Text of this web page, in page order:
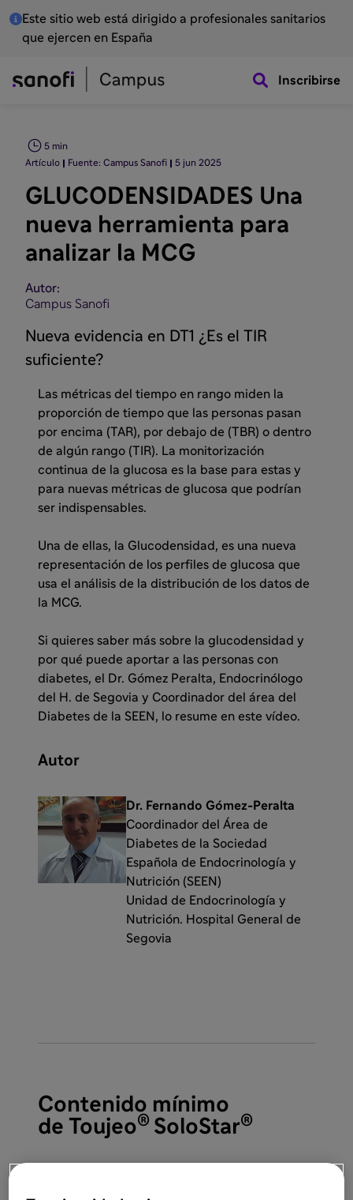
Este sitio web está dirigido a profesionales sanitarios
que ejercen en España
Inscribirse
Artículo Fuente: Campus Sanofi 5 jun 2025
5 min
GLUCODENSIDADES Una
nueva herramienta para
analizar la MCG
Autor:
Campus Sanofi
Nueva evidencia en DT1 ¿Es el TIR
suficiente?
Las métricas del tiempo en rango miden la
proporción de tiempo que las personas pasan
por encima (TAR), por debajo de (TBR) o dentro
de algún rango (TIR). La monitorización
continua de la glucosa es la base para estas y
para nuevas métricas de glucosa que podrían
ser indispensables.
Una de ellas, la Glucodensidad, es una nueva
representación de los perfiles de glucosa que
usa el análisis de la distribución de los datos de
la MCG.
Si quieres saber más sobre la glucodensidad y
por qué puede aportar a las personas con
diabetes, el Dr. Gómez Peralta, Endocrinólogo
del H. de Segovia y Coordinador del área del
Diabetes de la SEEN, lo resume en este vídeo.
Autor
Dr. Fernando Gómez-Peralta
Coordinador del Área de
Diabetes de la Sociedad
Española de Endocrinología y
Nutrición (SEEN)
Unidad de Endocrinología y
Nutrición. Hospital General de
Segovia
Contenido mínimo
de Toujeo® SoloStar®